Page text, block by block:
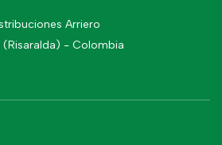
Arriero
(Risaralda) - Colombia